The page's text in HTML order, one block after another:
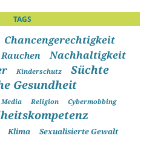
TAGS
Chancengerechtigkeit
Rauchen
Nachhaltigkeit
Kinderschutz Süchte
Gesundheit
Religion Cybermobbing
Klima Sexualisierte Gewalt